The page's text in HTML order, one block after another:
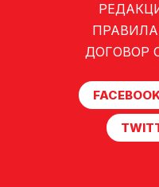
ДОГОВОР